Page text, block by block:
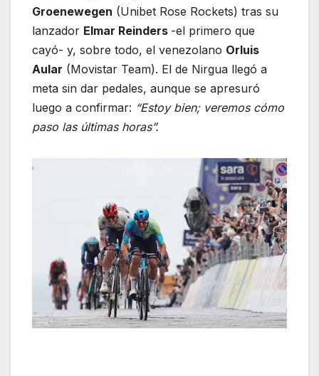
Groenewegen (Unibet Rose Rockets) tras su
lanzador Elmar Reinders -el primero que
cayó- y, sobre todo, el venezolano Orluis
Aular (Movistar Team). El de Nirgua llegó a
meta sin dar pedales, aunque se apresuró
luego a confirmar: “Estoy bien; veremos cómo
paso las últimas horas”.